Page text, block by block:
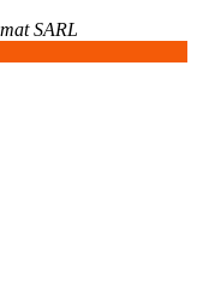
SARL